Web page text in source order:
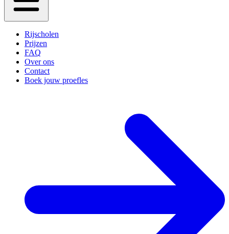
Rijscholen
Prijzen
FAQ
Over ons
Contact
Boek jouw proefles